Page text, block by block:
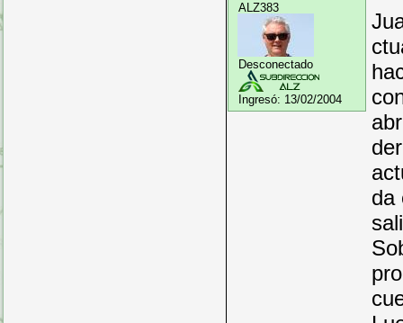
ALZ383
Desconectado
Ingresó: 13/02/2004
da